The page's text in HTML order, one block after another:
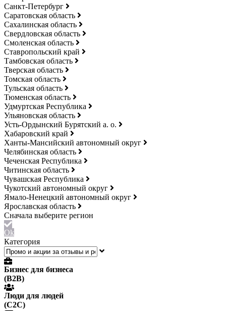
Санкт-Петербург
Саратовская область
Сахалинская область
Свердловская область
Смоленская область
Ставропольский край
Тамбовская область
Тверская область
Томская область
Тульская область
Тюменская область
Удмуртская Республика
Ульяновская область
Усть-Ордынский Бурятский а. о.
Хабаровский край
Ханты-Мансийский автономный округ
Челябинская область
Чеченская Республика
Читинская область
Чувашская Республика
Чукотский автономный округ
Ямало-Ненецкий автономный округ
Ярославская область
Ok
Категория
Бизнес для бизнеса
(B2B)
Люди для людей
(С2С)